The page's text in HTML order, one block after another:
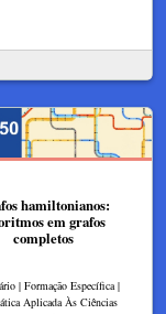
hamiltonianos:
em grafos
completos
| Formação Específica |
Aplicada Às Ciências